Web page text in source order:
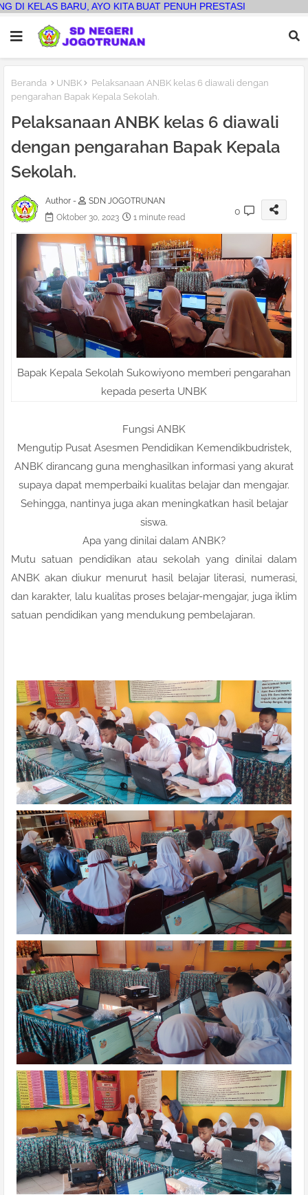
AYO KITA BUAT PENUH PRESTASI
Beranda UNBK
Pelaksanaan ANBK kelas 6 diawali dengan
pengarahan Bapak Kepala Sekolah.
Pelaksanaan ANBK kelas 6 diawali
dengan pengarahan Bapak Kepala
Sekolah.
Author -
SDN JOGOTRUNAN
Oktober 30, 2023
1 minute read
0
Bapak Kepala Sekolah Sukowiyono memberi pengarahan
kepada peserta UNBK
Fungsi ANBK
Mengutip Pusat Asesmen Pendidikan Kemendikbudristek,
ANBK dirancang guna menghasilkan informasi yang akurat
supaya dapat memperbaiki kualitas belajar dan mengajar.
Sehingga, nantinya juga akan meningkatkan hasil belajar
siswa.
Apa yang dinilai dalam ANBK?
Mutu satuan pendidikan atau sekolah yang dinilai dalam
ANBK akan diukur menurut hasil belajar literasi, numerasi,
dan karakter, lalu kualitas proses belajar-mengajar, juga iklim
satuan pendidikan yang mendukung pembelajaran.